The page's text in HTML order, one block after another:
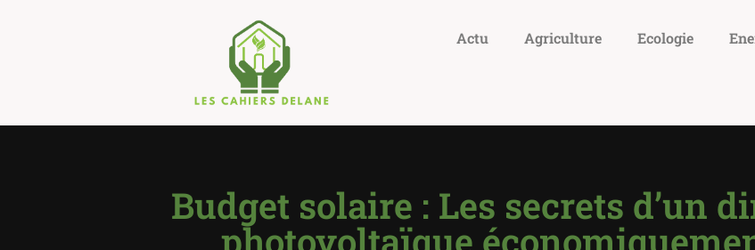
Actu Agriculture Ecologie
Budget solaire : Les secrets d’un